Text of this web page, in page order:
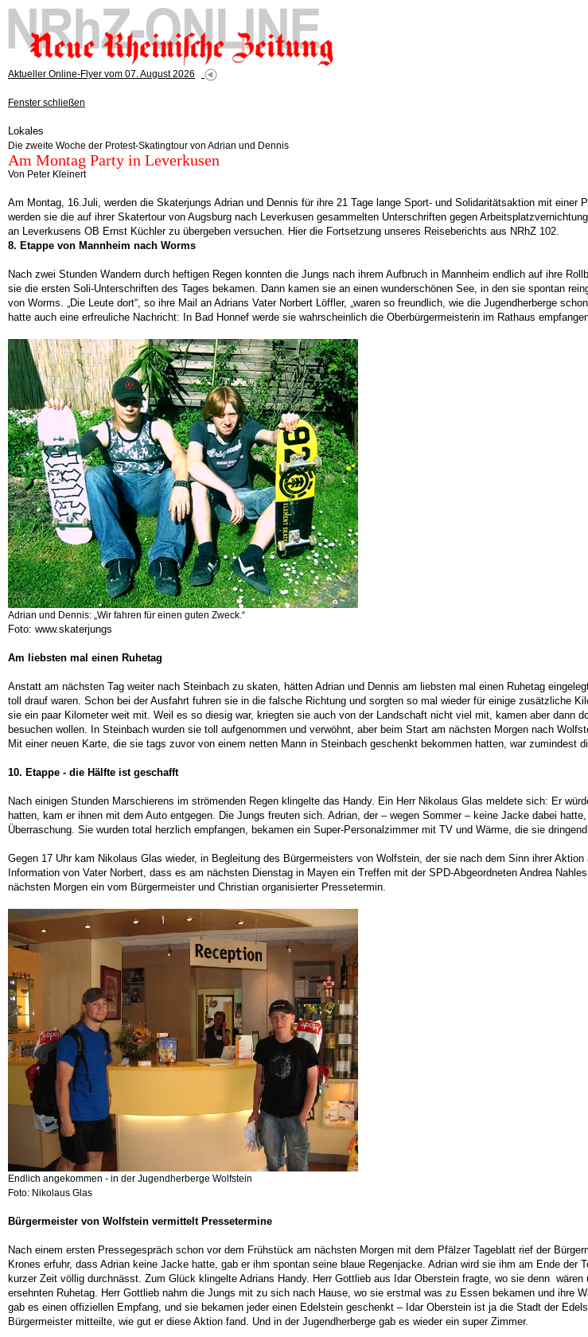
Aktueller Online-Flyer vom 07. August 2026
Fenster schließen
Lokales
Die zweite Woche der Protest-Skatingtour von Adrian und Dennis
Am Montag Party in Leverkusen
Von Peter Kleinert
Am Montag, 16.Juli, werden die Skaterjungs Adrian und Dennis für ihre 21 Tage lange Sport- und Solidaritätsaktion mit
werden sie die auf ihrer Skatertour von Augsburg nach Leverkusen gesammelten Unterschriften gegen
an Leverkusens OB Ernst Küchler zu übergeben versuchen. Hier die Fortsetzung unseres Reiseberichts aus NRhZ 102.
8. Etappe von Mannheim nach Worms
Nach zwei Stunden Wandern durch heftigen Regen konnten die Jungs nach ihrem Aufbruch in Mannheim endlich auf ihre
sie die ersten Soli-Unterschriften des Tages bekamen. Dann kamen sie an einen wunderschönen See, in den sie spontan
von Worms. „Die Leute dort“, so ihre Mail an Adrians Vater Norbert Löffler, „waren so freundlich, wie die Jugendherberge
hatte auch eine erfreuliche Nachricht: In Bad Honnef werde sie wahrscheinlich die Oberbürgermeisterin im Rathaus
Adrian und Dennis: „Wir fahren für einen guten Zweck.“
Foto: www.skaterjungs
Am liebsten mal einen Ruhetag
Anstatt am nächsten Tag weiter nach Steinbach zu skaten, hätten Adrian und Dennis am liebsten mal einen Ruhetag
toll drauf waren. Schon bei der Ausfahrt fuhren sie in die falsche Richtung und sorgten so mal wieder für einige zusätzliche
sie ein paar Kilometer weit mit. Weil es so diesig war, kriegten sie auch von der Landschaft nicht viel mit, kamen aber dann
besuchen wollen. In Steinbach wurden sie toll aufgenommen und verwöhnt, aber beim Start am nächsten Morgen nach
Mit einer neuen Karte, die sie tags zuvor von einem netten Mann in Steinbach geschenkt bekommen hatten, war zumindest
10. Etappe - die Hälfte ist geschafft
Nach einigen Stunden Marschierens im strömenden Regen klingelte das Handy. Ein Herr Nikolaus Glas meldete sich: Er
hatten, kam er ihnen mit dem Auto entgegen. Die Jungs freuten sich. Adrian, der – wegen Sommer – keine Jacke dabei
Überraschung. Sie wurden total herzlich empfangen, bekamen ein Super-Personalzimmer mit TV und Wärme, die sie
Gegen 17 Uhr kam Nikolaus Glas wieder, in Begleitung des Bürgermeisters von Wolfstein, der sie nach dem Sinn ihrer
Information von Vater Norbert, dass es am nächsten Dienstag in Mayen ein Treffen mit der SPD-Abgeordneten Andrea
nächsten Morgen ein vom Bürgermeister und Christian organisierter Pressetermin.
Endlich angekommen - in der Jugendherberge Wolfstein
Foto: Nikolaus Glas
Bürgermeister von Wolfstein vermittelt Pressetermine
Nach einem ersten Pressegespräch schon vor dem Frühstück am nächsten Morgen mit dem Pfälzer Tageblatt rief der
Krones erfuhr, dass Adrian keine Jacke hatte, gab er ihm spontan seine blaue Regenjacke. Adrian wird sie ihm am Ende
kurzer Zeit völlig durchnässt. Zum Glück klingelte Adrians Handy. Herr Gottlieb aus Idar Oberstein fragte, wo sie denn
ersehnten Ruhetag. Herr Gottlieb nahm die Jungs mit zu sich nach Hause, wo sie erstmal was zu Essen bekamen und ihre
gab es einen offiziellen Empfang, und sie bekamen jeder einen Edelstein geschenkt – Idar Oberstein ist ja die Stadt der
Bürgermeister mitteilte, wie gut er diese Aktion fand. Und in der Jugendherberge gab es wieder ein super Zimmer.